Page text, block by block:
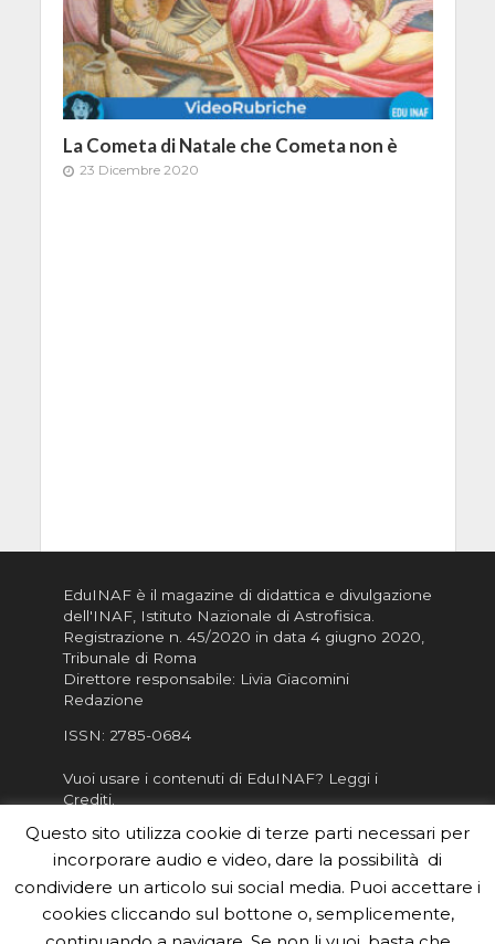
La Cometa di Natale che Cometa non è
23 Dicembre 2020
EduINAF è il magazine di didattica e divulgazione
dell'INAF, Istituto Nazionale di Astrofisica
Registrazione n. 45/2020 in data 4 giugno 2020,
Tribunale di Roma
Direttore responsabile: Livia Giacomini
Redazione
ISSN: 2785-0684
Vuoi usare i contenuti di EduINAF? Leggi i
Crediti.
Informativa sulla Privacy
Informatva sui Cookie
Per la rubrica de l'Astronomo risponde, per
inviarci le tue foto o i tuoi contributi, scrivici a
Questo sito utilizza cookie di terze parti necessari per
incorporare audio e video, dare la possibilità di
condividere un articolo sui social media. Puoi accettare i
cookies cliccando sul bottone o, semplicemente,